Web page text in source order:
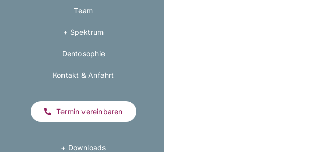
Team
+ Spektrum
Dentosophie
Kontakt & Anfahrt
Termin vereinbaren
+ Downloads